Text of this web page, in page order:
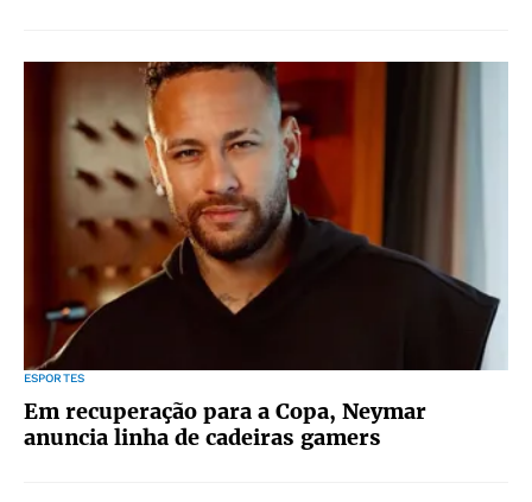
ESPORTES
Em recuperação para a Copa, Neymar
anuncia linha de cadeiras gamers